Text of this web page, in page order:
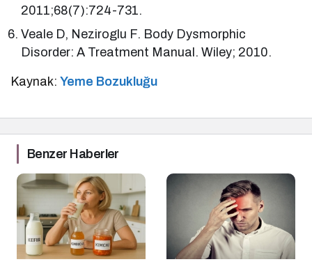
2011;68(7):724-731.
Veale D, Neziroglu F. Body Dysmorphic
Disorder: A Treatment Manual. Wiley; 2010.
Kaynak:Yeme Bozukluğu
Benzer Haberler